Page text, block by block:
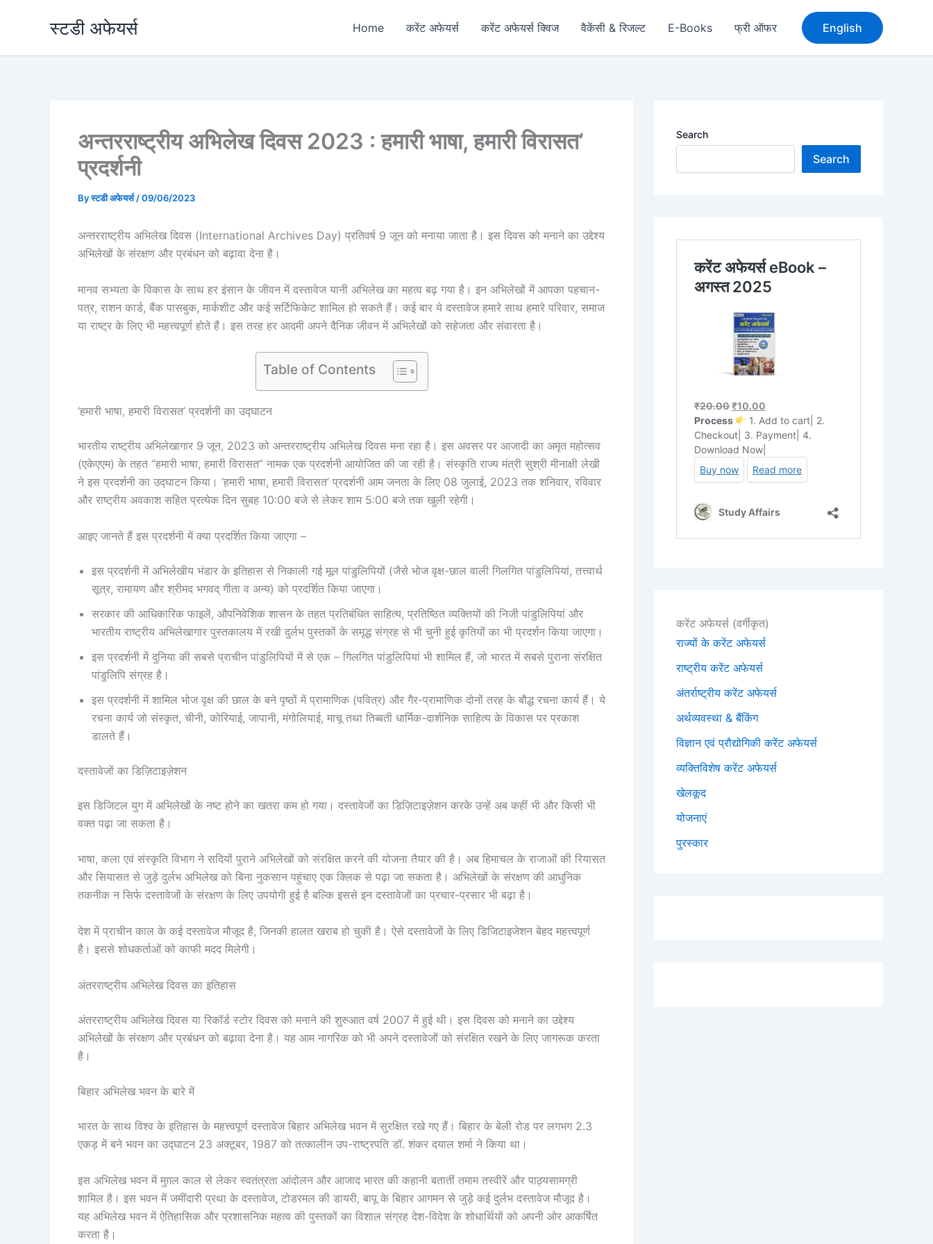
स्टडी अफेयर्स Home करेंट अफेयर्स करेंट अफेयर्स क्विज वैकेंसी & रिजल्ट E-Books फ्री ऑफर English
अन्तरराष्ट्रीय अभिलेख दिवस 2023 : हमारी भाषा, हमारी विरासत’
प्रदर्शनी
Byस्टडी अफेयर्स/09/06/2023
अन्तरराष्ट्रीय अभिलेख दिवस (International Archives Day) प्रतिवर्ष 9 जून को मनाया जाता है। इस दिवस को मनाने का उद्देश्य
अभिलेखों के संरक्षण और प्रबंधन को बढ़ावा देना है।
मानव सभ्यता के विकास के साथ हर इंसान के जीवन में दस्तावेज यानी अभिलेख का महत्व बढ़ गया है। इन अभिलेखों में आपका पहचान-
पत्र, राशन कार्ड, बैंक पासबुक, मार्कशीट और कई सर्टिफिकेट शामिल हो सकते हैं। कई बार ये दस्तावेज हमारे साथ हमारे परिवार, समाज
या राष्ट्र के लिए भी महत्त्वपूर्ण होते हैं। इस तरह हर आदमी अपने दैनिक जीवन में अभिलेखों को सहेजता और संवारता है।
Table of Contents
‘हमारी भाषा, हमारी विरासत’ प्रदर्शनी का उद्घाटन
भारतीय राष्ट्रीय अभिलेखागार 9 जून, 2023 को अन्तरराष्ट्रीय अभिलेख दिवस मना रहा है। इस अवसर पर आजादी का अमृत महोत्सव
(एकेएएम) के तहत “हमारी भाषा, हमारी विरासत” नामक एक प्रदर्शनी आयोजित की जा रही है। संस्कृति राज्य मंत्री सुश्री मीनाक्षी लेखी
ने इस प्रदर्शनी का उद्घाटन किया। ‘हमारी भाषा, हमारी विरासत’ प्रदर्शनी आम जनता के लिए 08 जुलाई, 2023 तक शनिवार, रविवार
और राष्ट्रीय अवकाश सहित प्रत्येक दिन सुबह 10:00 बजे से लेकर शाम 5:00 बजे तक खुली रहेगी।
आइए जानते हैं इस प्रदर्शनी में क्या प्रदर्शित किया जाएगा –
इस प्रदर्शनी में अभिलेखीय भंडार के इतिहास से निकाली गई मूल पांडुलिपियों (जैसे भोज वृक्ष-छाल वाली गिलगित पांडुलिपियां, तत्त्वार्थ
सूत्र, रामायण और श्रीमद भगवद् गीता व अन्य) को प्रदर्शित किया जाएगा।
सरकार की आधिकारिक फाइलें, औपनिवेशिक शासन के तहत प्रतिबंधित साहित्य, प्रतिष्ठित व्यक्तियों की निजी पांडुलिपियां और
भारतीय राष्ट्रीय अभिलेखागार पुस्तकालय में रखी दुर्लभ पुस्तकों के समृद्ध संग्रह से भी चुनी हुई कृतियों का भी प्रदर्शन किया जाएगा।
इस प्रदर्शनी में दुनिया की सबसे प्राचीन पांडुलिपियों में से एक – गिलगित पांडुलिपियां भी शामिल हैं, जो भारत में सबसे पुराना संरक्षित
पांडुलिपि संग्रह है।
इस प्रदर्शनी में शामिल भोज वृक्ष की छाल के बने पृष्ठों में प्रामाणिक (पवित्र) और गैर-प्रामाणिक दोनों तरह के बौद्ध रचना कार्य हैं। ये
रचना कार्य जो संस्कृत, चीनी, कोरियाई, जापानी, मंगोलियाई, माचू तथा तिब्बती धार्मिक-दार्शनिक साहित्य के विकास पर प्रकाश
डालते हैं।
दस्तावेजों का डिज़िटाइज़ेशन
इस डिजिटल युग में अभिलेखों के नष्ट होने का खतरा कम हो गया। दस्तावेजों का डिज़िटाइज़ेशन करके उन्हें अब कहीं भी और किसी भी
वक्त पढ़ा जा सकता है।
भाषा, कला एवं संस्कृति विभाग ने सदियों पुराने अभिलेखों को संरक्षित करने की योजना तैयार की है। अब हिमाचल के राजाओं की रियासत
और सियासत से जुड़े दुर्लभ अभिलेख को बिना नुकसान पहुंचाए एक क्लिक से पढ़ा जा सकता है। अभिलेखों के संरक्षण की आधुनिक
तकनीक न सिर्फ दस्तावेजों के संरक्षण के लिए उपयोगी हुई है बल्कि इससे इन दस्तावेजों का प्रचार-प्रसार भी बढ़ा है।
देश में प्राचीन काल के कई दस्तावेज मौजूद है, जिनकी हालत खराब हो चुकी है। ऐसे दस्तावेजों के लिए डिजिटाइजेशन बेहद महत्त्वपूर्ण
है। इससे शोधकर्ताओं को काफी मदद मिलेगी।
अंतरराष्ट्रीय अभिलेख दिवस का इतिहास
अंतरराष्ट्रीय अभिलेख दिवस या रिकॉर्ड स्टोर दिवस को मनाने की शुरुआत वर्ष 2007 में हुई थी। इस दिवस को मनाने का उद्देश्य
अभिलेखों के संरक्षण और प्रबंधन को बढ़ावा देना है। यह आम नागरिक को भी अपने दस्तावेजों को संरक्षित रखने के लिए जागरूक करता
है।
बिहार अभिलेख भवन के बारे में
भारत के साथ विश्व के इतिहास के महत्त्वपूर्ण दस्तावेज बिहार अभिलेख भवन में सुरक्षित रखे गए हैं। बिहार के बेली रोड पर लगभग 2.3
एकड़ में बने भवन का उद्घाटन 23 अक्टूबर, 1987 को तत्कालीन उप-राष्ट्रपति डॉ. शंकर दयाल शर्मा ने किया था।
इस अभिलेख भवन में मुग़ल काल से लेकर स्वतंत्रता आंदोलन और आजाद भारत की कहानी बतातीं तमाम तस्वीरें और पाठ्यसामग्री
शामिल है। इस भवन में जमींदारी प्रथा के दस्तावेज, टोडरमल की डायरी, बापू के बिहार आगमन से जुड़े कई दुर्लभ दस्तावेज मौजूद है।
यह अभिलेख भवन में ऐतिहासिक और प्रशासनिक महत्व की पुस्तकों का विशाल संग्रह देश-विदेश के शोधार्थियों को अपनी ओर आकर्षित
करता है।
Search
Search
करेंट अफेयर्स (वर्गीकृत)
राज्यों के करेंट अफेयर्स
राष्ट्रीय करेंट अफेयर्स
अंतर्राष्ट्रीय करेंट अफेयर्स
अर्थव्यवस्था & बैंकिंग
विज्ञान एवं प्रौद्योगिकी करेंट अफेयर्स
व्यक्तिविशेष करेंट अफेयर्स
खेलकूद
योजनाएं
पुरस्कार